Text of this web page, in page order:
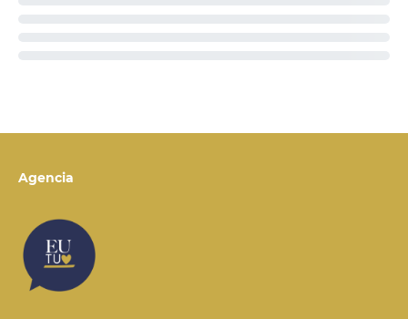
Agencia